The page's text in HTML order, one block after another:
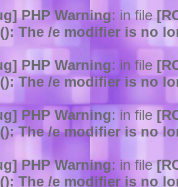
PHP Warning: in file
The /e modifier is no
PHP Warning: in file
The /e modifier is no
PHP Warning: in file
The /e modifier is no
PHP Warning: in file
The /e modifier is no